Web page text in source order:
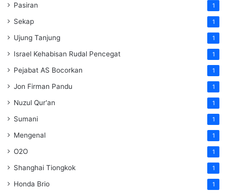
Pasiran 1
Sekap 1
Ujung Tanjung 1
Israel Kehabisan Rudal Pencegat 1
Pejabat AS Bocorkan 1
Jon Firman Pandu 1
Nuzul Qur'an 1
Sumani 1
Mengenal 1
O2O 1
Shanghai Tiongkok 1
Honda Brio 1